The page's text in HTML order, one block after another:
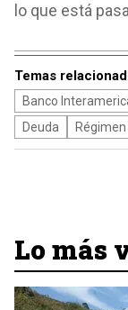
lo que está
Temas
Banco
Deuda
Lo más